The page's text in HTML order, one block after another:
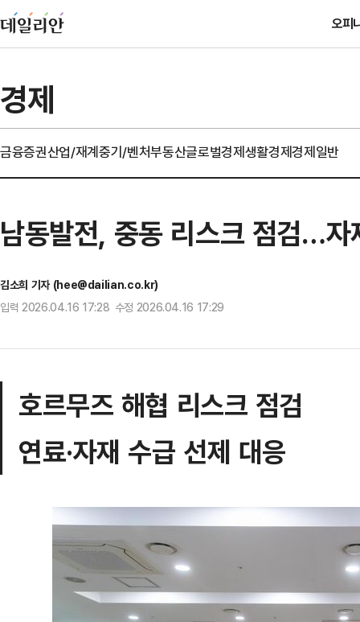
오피
경제
금융증권산업/재계중기/벤처부동산글로벌경제생활경제경제일반
남동발전, 중동 리스크 점검…
김소희 기자 (hee@dailian.co.kr)
입력 2026.04.16 17:28 수정 2026.04.16 17:29
호르무즈 해협 리스크 점검
연료·자재 수급 선제 대응